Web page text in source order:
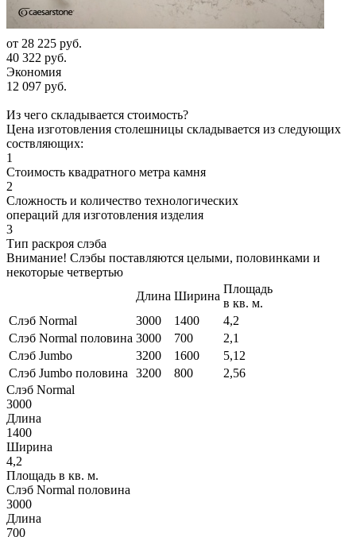
от 28 225 руб.
40 322 руб.
Экономия
12 097 руб.
Из чего складывается стоимость?
Цена изготовления столешницы складывается из следующих
соствляющих:
1
Стоимость квадратного метра камня
2
Сложность и количество технологических
операций для изготовления изделия
3
Тип раскроя слэба
Внимание! Слэбы поставляются целыми, половинками и
некоторые четвертью
Длина Ширина
Площадь
в кв. м.
Слэб Normal
3000 1400
4,2
Слэб Normal половина 3000 700
2,1
Слэб Jumbo
3200 1600
5,12
Слэб Jumbo половина
3200 800
2,56
Слэб Normal
3000
Длина
1400
Ширина
4,2
Площадь в кв. м.
Слэб Normal половина
3000
Длина
700